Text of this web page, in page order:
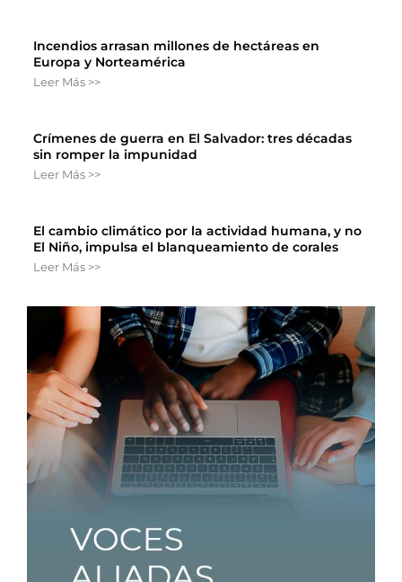
Incendios arrasan millones de hectáreas en
Europa y Norteamérica
Leer Más >>
Crímenes de guerra en El Salvador: tres décadas
sin romper la impunidad
Leer Más >>
El cambio climático por la actividad humana, y no
El Niño, impulsa el blanqueamiento de corales
Leer Más >>